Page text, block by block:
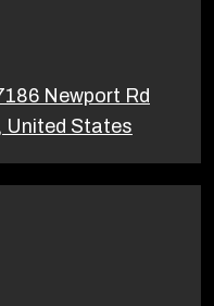
Newport Rd
United States